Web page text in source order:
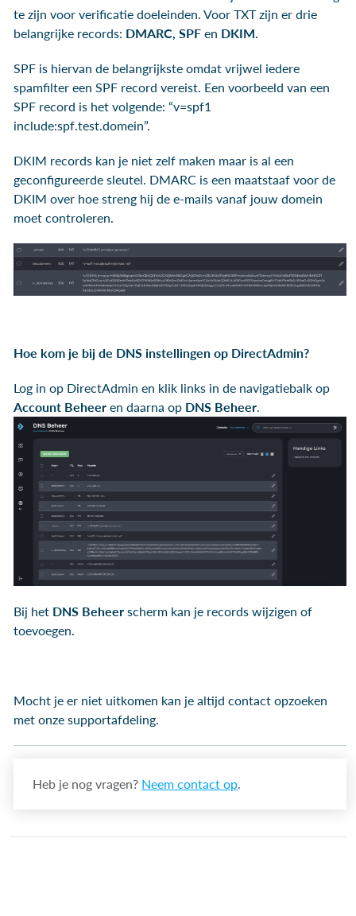
te zijn voor verificatie doeleinden. Voor TXT zijn er drie
belangrijke records: DMARC, SPF en DKIM.
SPF is hiervan de belangrijkste omdat vrijwel iedere
spamfilter een SPF record vereist. Een voorbeeld van een
SPF record is het volgende: “v=spf1
include:spf.test.domein”.
DKIM records kan je niet zelf maken maar is al een
geconfigureerde sleutel. DMARC is een maatstaaf voor de
DKIM over hoe streng hij de e-mails vanaf jouw domein
moet controleren.
Hoe kom je bij de DNS instellingen op DirectAdmin?
Log in op DirectAdmin en klik links in de navigatiebalk op
Account Beheer en daarna op DNS Beheer.
Bij het DNS Beheer scherm kan je records wijzigen of
toevoegen.
Mocht je er niet uitkomen kan je altijd contact opzoeken
met onze supportafdeling.
Heb je nog vragen? Neem contact op